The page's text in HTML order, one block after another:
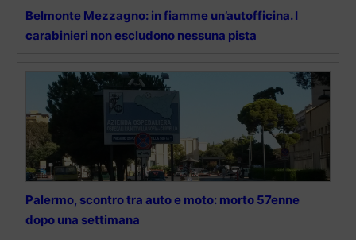
Belmonte Mezzagno: in fiamme un’autofficina. I
carabinieri non escludono nessuna pista
Palermo, scontro tra auto e moto: morto 57enne
dopo una settimana